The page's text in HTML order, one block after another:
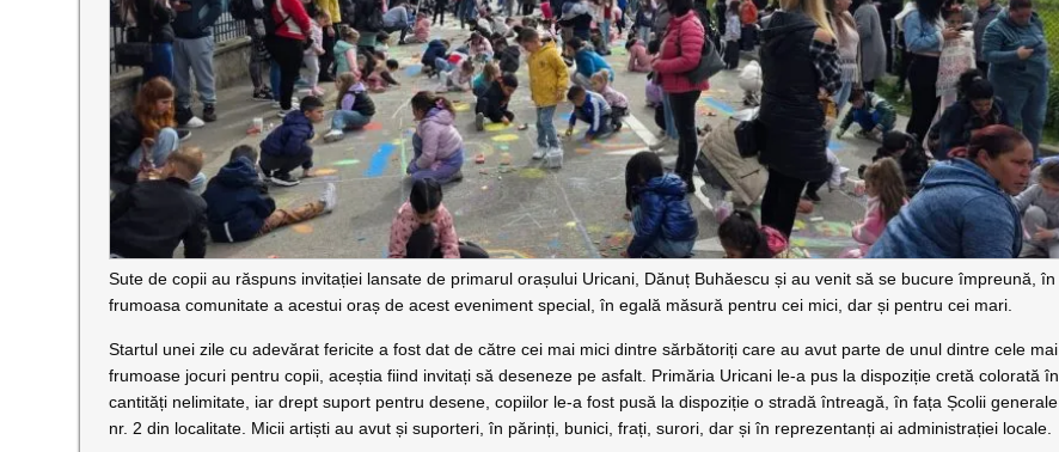
Sute de copii au răspuns invitației lansate de primarul orașului Uricani, Dănuț Buhăescu și au venit să se bucure împreună, în
frumoasa comunitate a acestui oraș de acest eveniment special, în egală măsură pentru cei mici, dar și pentru cei mari.
Startul unei zile cu adevărat fericite a fost dat de către cei mai mici dintre sărbătoriți care au avut parte de unul dintre cele mai
frumoase jocuri pentru copii, aceștia fiind invitați să deseneze pe asfalt. Primăria Uricani le-a pus la dispoziție cretă colorată în
cantități nelimitate, iar drept suport pentru desene, copiilor le-a fost pusă la dispoziție o stradă întreagă, în fața Școlii generale
nr. 2 din localitate. Micii artiști au avut și suporteri, în părinți, bunici, frați, surori, dar și în reprezentanți ai administrației locale.